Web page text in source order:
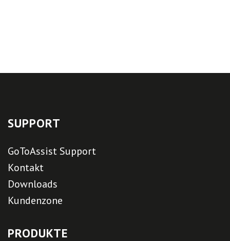
SUPPORT
GoToAssist Support
Kontakt
Downloads
Kundenzone
PRODUKTE